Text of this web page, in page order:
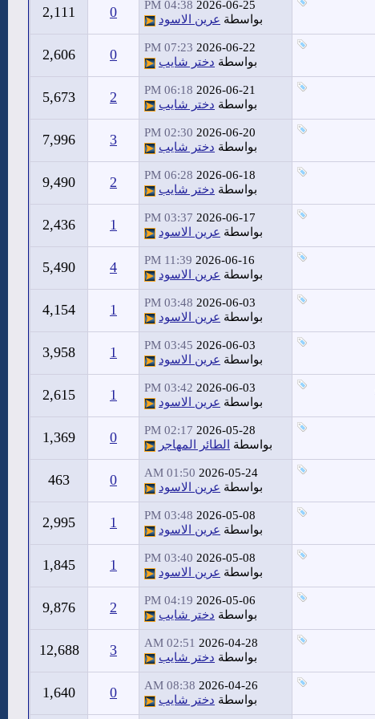
2026-06-25
04:38 PM
بواسطة عرين الاسود 0
2,111
2026-06-22
07:23 PM
بواسطة دختر شايب 0
2,606
2026-06-21
06:18 PM
بواسطة دختر شايب 2
5,673
2026-06-20
02:30 PM
بواسطة دختر شايب 3
7,996
2026-06-18
06:28 PM
بواسطة دختر شايب 2
9,490
2026-06-17
03:37 PM
بواسطة عرين الاسود 1
2,436
2026-06-16
11:39 PM
بواسطة عرين الاسود 4
5,490
2026-06-03
03:48 PM
بواسطة عرين الاسود 1
4,154
2026-06-03
03:45 PM
بواسطة عرين الاسود 1
3,958
2026-06-03
03:42 PM
بواسطة عرين الاسود 1
2,615
2026-05-28
02:17 PM
بواسطة
الطائر المهاجر 0
1,369
2026-05-24
01:50 AM
بواسطة عرين الاسود 0
463
2026-05-08
03:48 PM
بواسطة عرين الاسود 1
2,995
2026-05-08
03:40 PM
بواسطة عرين الاسود 1
1,845
2026-05-06
04:19 PM
بواسطة دختر شايب 2
9,876
2026-04-28
02:51 AM
بواسطة دختر شايب 3
12,688
2026-04-26
08:38 AM
بواسطة دختر شايب 0
1,640